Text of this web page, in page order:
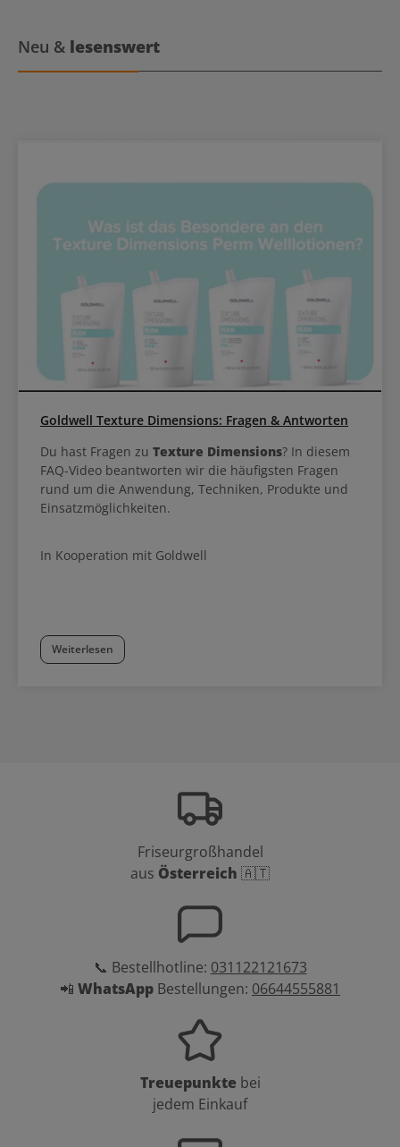
Neu & lesenswert
Goldwell Texture Dimensions: Fragen & Antworten
Du hast Fragen zu Texture Dimensions? In diesem
FAQ-Video beantworten wir die häufigsten Fragen
rund um die Anwendung, Techniken, Produkte und
Einsatzmöglichkeiten.
In Kooperation mit Goldwell
Weiterlesen
Friseurgroßhandel
aus Österreich 🇦🇹
📞 Bestellhotline: 031122121673
📲 WhatsApp Bestellungen: 06644555881
Treuepunkte bei
jedem Einkauf